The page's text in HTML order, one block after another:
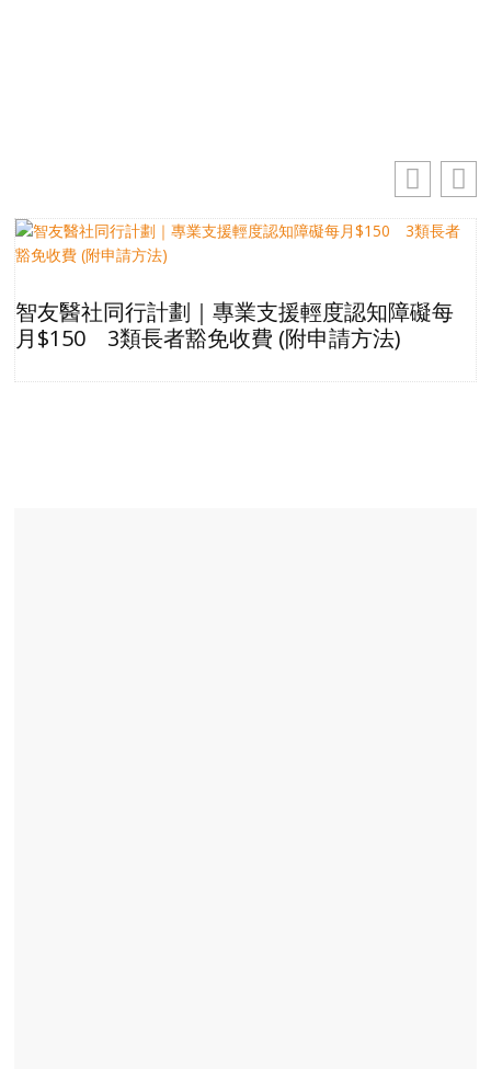
智友醫社同行計劃｜專業支援輕度認知障礙每
月$150 3類長者豁免收費 (附申請方法)